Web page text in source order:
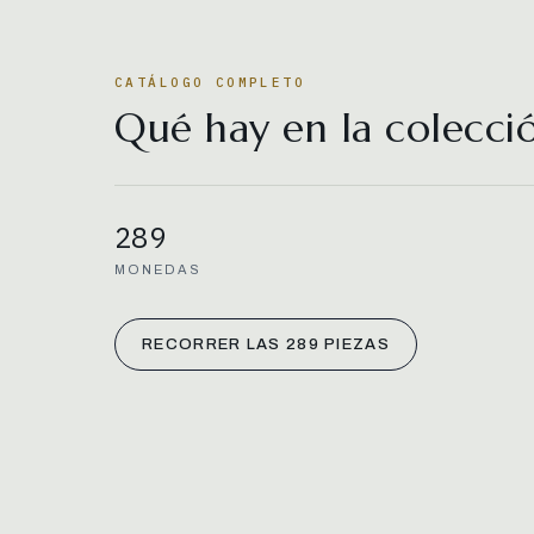
CATÁLOGO COMPLETO
Qué hay en la
MONEDAS
289
RECORRER LAS 289 PIEZAS